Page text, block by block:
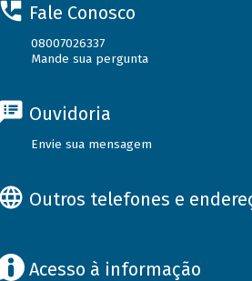
Fale Conosco
08007026337
Mande sua pergunta
Ouvidoria
Envie sua mensagem
Outros telefones e
Acesso à informação